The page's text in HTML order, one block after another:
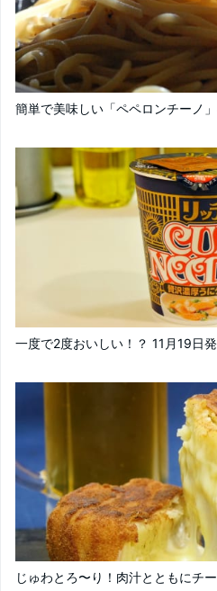
簡単で美味しい「ペペロンチーノ
一度で2度おいしい！？ 11月19日
じゅわとろ〜り！肉汁とともにチ